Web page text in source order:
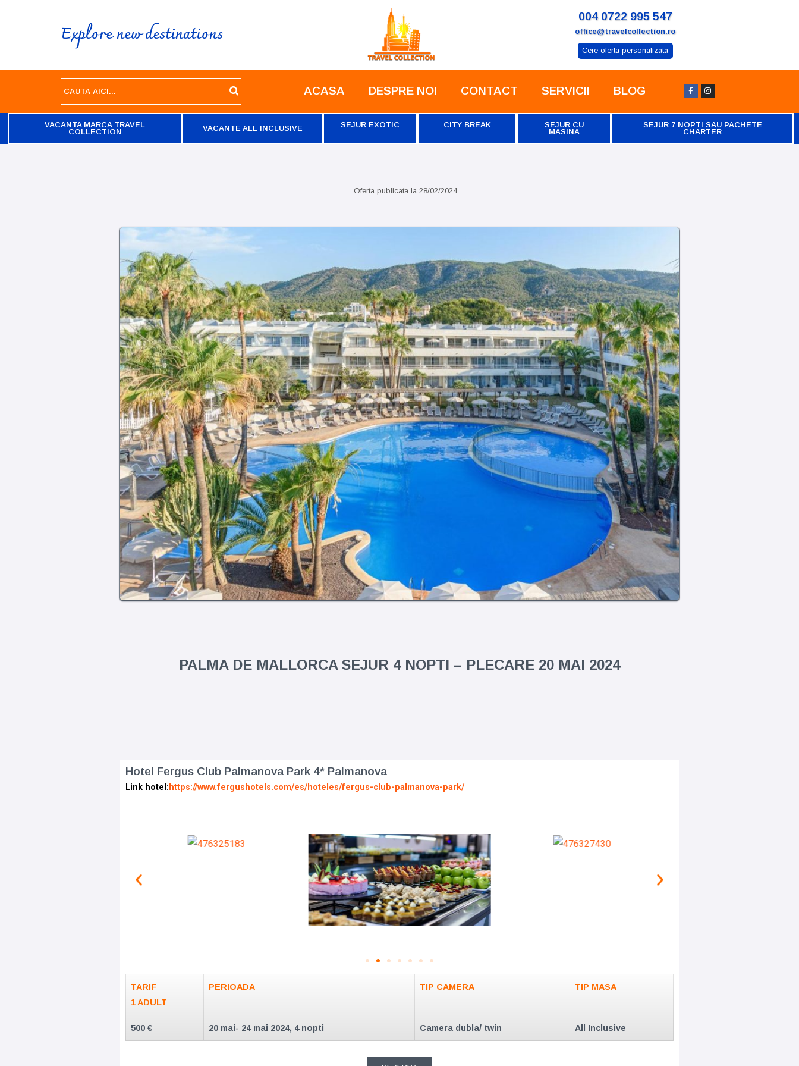
Explore new destinations
004 0722 995 547
office@travelcollection.ro
Cere oferta personalizata
ACASA DESPRE NOI CONTACT SERVICII BLOG
VACANTA MARCA TRAVEL
COLLECTION
VACANTE ALL INCLUSIVE SEJUR EXOTIC CITY BREAK
SEJUR CU
MASINA
SEJUR 7 NOPTI SAU PACHETE
CHARTER
Oferta publicata la 28/02/2024
PALMA DE MALLORCA SEJUR 4 NOPTI – PLECARE 20 MAI 2024
Hotel Fergus Club Palmanova Park 4* Palmanova
Link hotel: https://www.fergushotels.com/es/hoteles/fergus-club-palmanova-park/
TARIF
1 ADULT
PERIOADA TIP CAMERA TIP MASA
500 € 20 mai- 24 mai 2024, 4 nopti Camera dubla/ twin All Inclusive